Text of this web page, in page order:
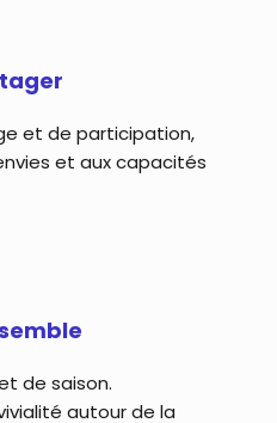
et de participation,
et aux capacités
de saison.
autour de la